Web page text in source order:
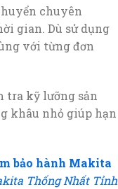
chuyên
gian. Dù sử dụng
với từng đơn
tra kỹ lưỡng sản
khâu nhỏ giúp hạn
bảo hành Makita
Thống Nhất Tỉnh